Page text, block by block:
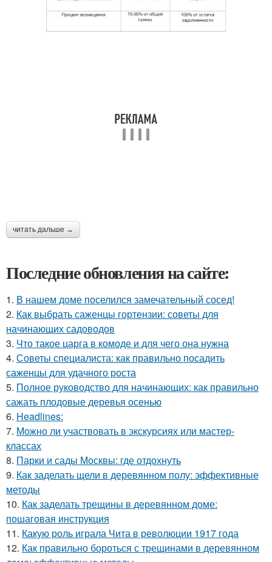
читать дальше →
Последние обновления на сайте:
1. В нашем доме поселился замечательный сосед!
2. Как выбрать саженцы гортензии: советы для
начинающих садоводов
3. Что такое царга в комоде и для чего она нужна
4. Советы специалиста: как правильно посадить
саженцы для удачного роста
5. Полное руководство для начинающих: как правильно
сажать плодовые деревья осенью
6. Headlines:
7. Можно ли участвовать в экскурсиях или мастер-
классах
8. Парки и сады Москвы: где отдохнуть
9. Как заделать щели в деревянном полу: эффективные
методы
10. Как заделать трещины в деревянном доме:
пошаговая инструкция
11. Какую роль играла Чита в революции 1917 года
12. Как правильно бороться с трещинами в деревянном